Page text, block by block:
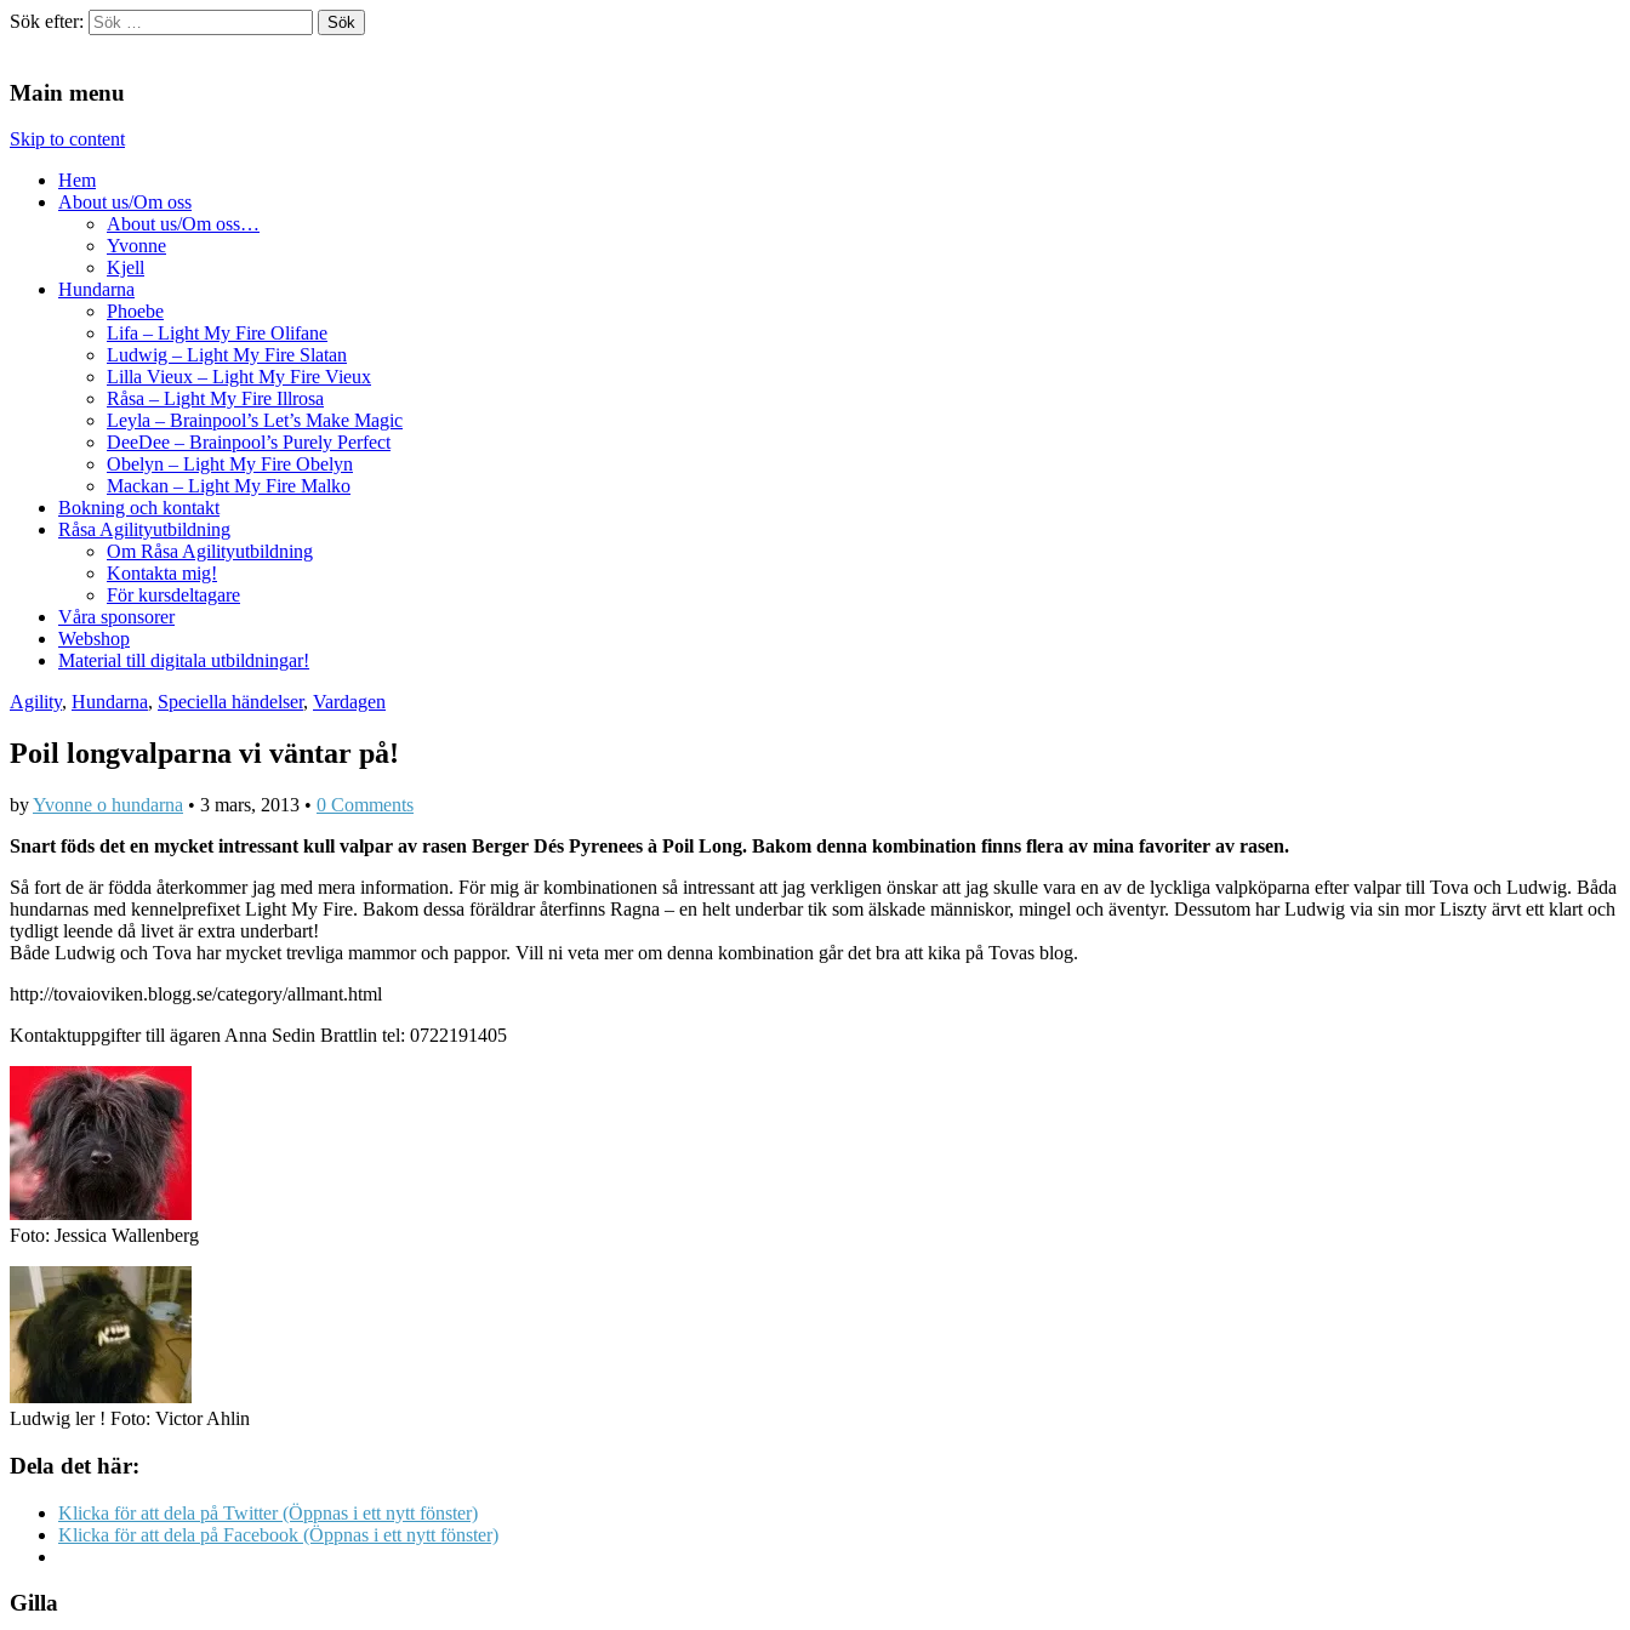
Sök efter:
Main menu
Skip to content
Hem
About us/Om oss
About us/Om oss…
Yvonne
Kjell
Hundarna
Phoebe
Lifa – Light My Fire Olifane
Ludwig – Light My Fire Slatan
Lilla Vieux – Light My Fire Vieux
Råsa – Light My Fire Illrosa
Leyla – Brainpool’s Let’s Make Magic
DeeDee – Brainpool’s Purely Perfect
Obelyn – Light My Fire Obelyn
Mackan – Light My Fire Malko
Bokning och kontakt
Råsa Agilityutbildning
Om Råsa Agilityutbildning
Kontakta mig!
För kursdeltagare
Våra sponsorer
Webshop
Material till digitala utbildningar!
Agility, Hundarna, Speciella händelser, Vardagen
Poil longvalparna vi väntar på!
byYvonne o hundarna • 3 mars, 2013 • 0 Comments
Snart föds det en mycket intressant kull valpar av rasen Berger Dés Pyrenees à Poil Long. Bakom denna kombination finns flera av mina favoriter av rasen.
Så fort de är födda återkommer jag med mera information. För mig är kombinationen så intressant att jag verkligen önskar att jag skulle vara en av de lyckliga valpköparna efter valpar till Tova och Ludwig. Båda
hundarnas med kennelprefixet Light My Fire. Bakom dessa föräldrar återfinns Ragna – en helt underbar tik som älskade människor, mingel och äventyr. Dessutom har Ludwig via sin mor Liszty ärvt ett klart och
tydligt leende då livet är extra underbart!
Både Ludwig och Tova har mycket trevliga mammor och pappor. Vill ni veta mer om denna kombination går det bra att kika på Tovas blog.
http://tovaioviken.blogg.se/category/allmant.html
Kontaktuppgifter till ägaren Anna Sedin Brattlin tel: 0722191405
Foto: Jessica Wallenberg
Ludwig ler ! Foto: Victor Ahlin
Dela det här:
Klicka för att dela på Twitter (Öppnas i ett nytt fönster)
Klicka för att dela på Facebook (Öppnas i ett nytt fönster)
Gilla